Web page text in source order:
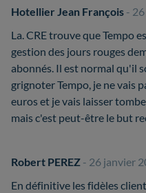
Hotellier Jean François -
La. CRE trouve que Tempo
gestion des jours rouges
abonnés. Il est normal qu'il
grignoter Tempo, je ne vais
euros et je vais laisser
mais c'est peut-être le but
Robert PEREZ - 26 janvier
En définitive les fidèles